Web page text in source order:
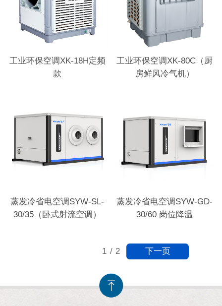
工业环保空调XK-18H定频
款
工业环保空调XK-80C（厨
房鲜风冷气机）
蒸发冷省电空调SYW-SL-
30/35（卧式射流空调）
蒸发冷省电空调SYW-GD-
30/60 岗位降温
1 / 2 下一页